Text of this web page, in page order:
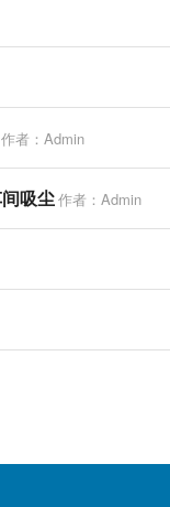
作者：Admin
吸尘作者：Admin